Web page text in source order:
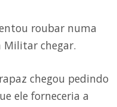
roubar numa
Militar chegar.
chegou pedindo
ele forneceria a